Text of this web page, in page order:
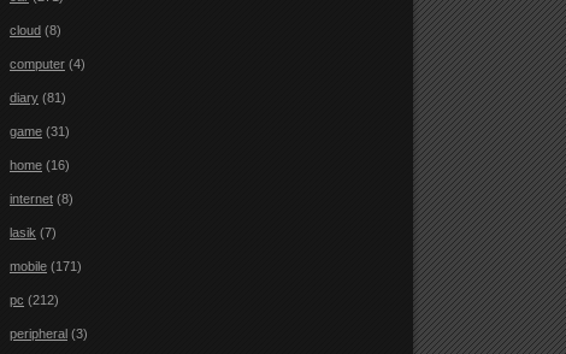
cloud (8)
computer (4)
diary (81)
game (31)
home (16)
internet (8)
lasik (7)
mobile (171)
pc (212)
peripheral (3)